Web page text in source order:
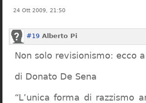
24 Ott 2009, 21:50
#19 Alberto Pi
Non solo revisionismo: ecco
di Donato De Sena
“L’unica forma di razzismo